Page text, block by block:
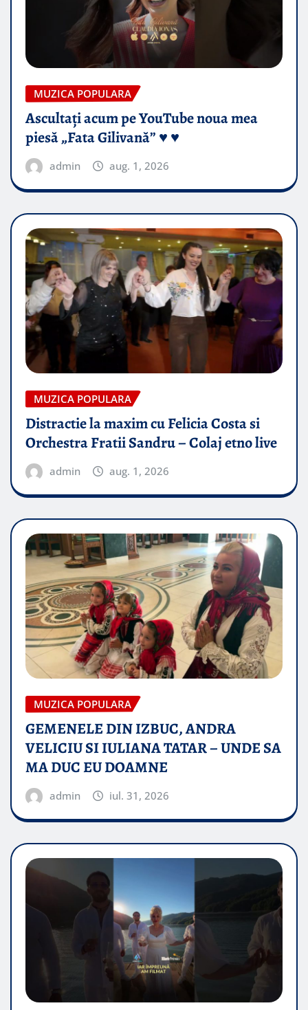
MUZICA POPULARA
Ascultați acum pe YouTube noua mea
piesă „Fata Gilivană” ♥️ ♥️
admin aug. 1, 2026
MUZICA POPULARA
Distractie la maxim cu Felicia Costa si
Orchestra Fratii Sandru – Colaj etno live
admin aug. 1, 2026
MUZICA POPULARA
GEMENELE DIN IZBUC, ANDRA
VELICIU SI IULIANA TATAR – UNDE SA
MA DUC EU DOAMNE
admin iul. 31, 2026